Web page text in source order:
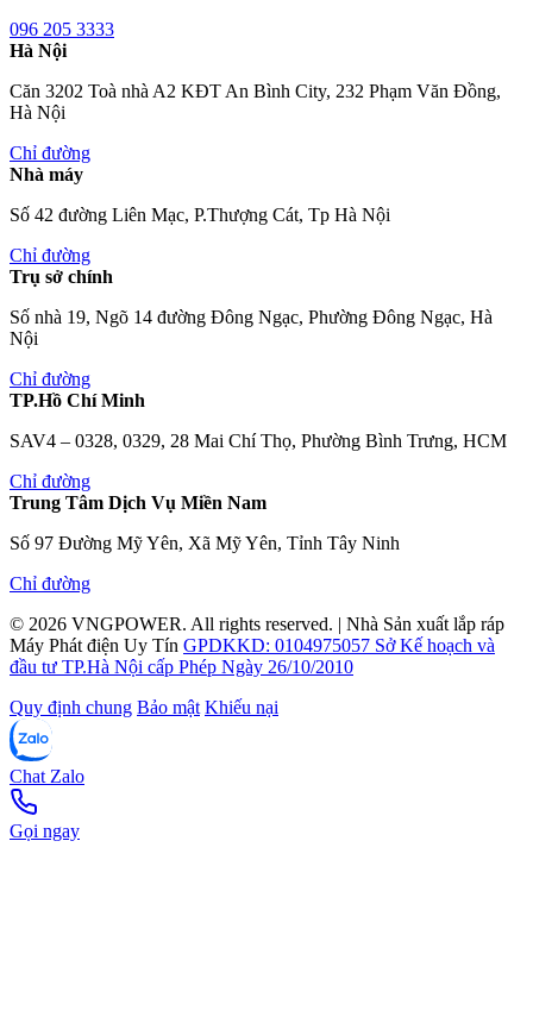
096 205 3333
Hà Nội
Căn 3202 Toà nhà A2 KĐT An Bình City, 232 Phạm Văn Đồng,
Hà Nội
Chỉ đường
Nhà máy
Số 42 đường Liên Mạc, P.Thượng Cát, Tp Hà Nội
Chỉ đường
Trụ sở chính
Số nhà 19, Ngõ 14 đường Đông Ngạc, Phường Đông Ngạc, Hà
Nội
Chỉ đường
TP.Hồ Chí Minh
SAV4 – 0328, 0329, 28 Mai Chí Thọ, Phường Bình Trưng, HCM
Chỉ đường
Trung Tâm Dịch Vụ Miền Nam
Số 97 Đường Mỹ Yên, Xã Mỹ Yên, Tỉnh Tây Ninh
Chỉ đường
© 2026 VNGPOWER. All rights reserved. | Nhà Sản xuất lắp ráp
Máy Phát điện Uy Tín GPDKKD: 0104975057 Sở Kế hoạch và
đầu tư TP.Hà Nội cấp Phép Ngày 26/10/2010
Quy định chung Bảo mật Khiếu nại
Chat Zalo
Gọi ngay